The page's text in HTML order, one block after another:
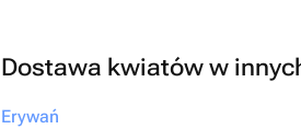
Dostawa kwiatów w
Erywań